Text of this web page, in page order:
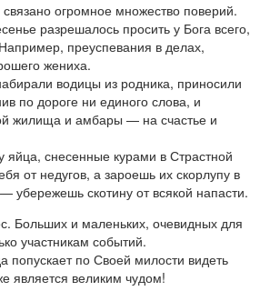
огромное множество поверий.
разрешалось просить у Бога всего,
преуспевания в делах,
жениха.
водицы из родника, приносили
по дороге ни единого слова, и
жилища и амбары — на счастье и
яйца, снесенные курами в Страстной
от недугов, а зароешь их скорлупу в
убережешь скотину от всякой напасти.
Больших и маленьких, очевидных для
участникам событий.
попускает по Своей милости видеть
является великим чудом!